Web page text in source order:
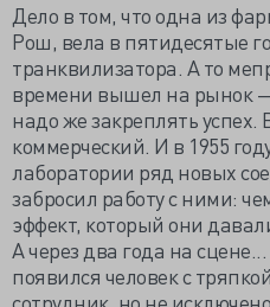
Дело в том, что одна из
Рош, вела в пятидесятые
транквилизатора. А то
времени вышел на рынок —
надо же закреплять успех.
коммерческий. И в 1955
лаборатории ряд новых
забросил работу с ними:
эффект, который они
А через два года на
появился человек с